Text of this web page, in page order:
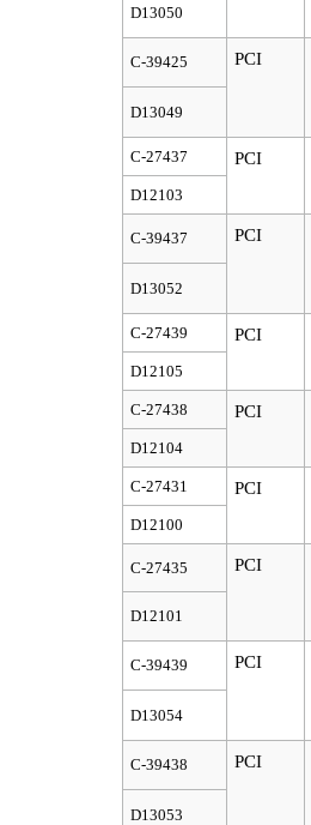
D13050
C-39425 PCI
D13049
C-27437 PCI
D12103
C-39437 PCI
D13052
C-27439 PCI
D12105
C-27438 PCI
D12104
C-27431 PCI
D12100
C-27435 PCI
D12101
C-39439 PCI
D13054
C-39438 PCI
D13053